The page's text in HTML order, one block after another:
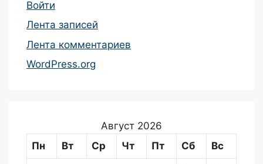
Войти
Лента записей
Лента комментариев
WordPress.org
Август 2026
Пн
Вт Ср Чт Пт Сб Вс